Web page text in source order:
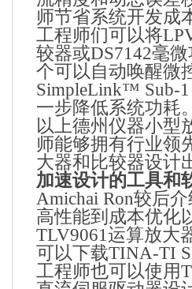
师节省系统开发成
工程师们可以将
较器或DS7142毫微
个可以自动唤醒微
SimpleLink™ Sub-
一步降低系统功耗。
以上德州仪器小型
师能够拥有行业领
大器和比较器设计
加速设计的工具和
Amichai Ron较后介
高性能到成本优化
TLV9061 运算放大
可以下载TINA-TI
工程师也可以使用